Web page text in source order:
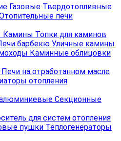
Газовые Твердотопливные
печи
Камины Топки для каминов
барбекю Уличные камины
Каминные облицовки
Печи на отработанном масле
отопления
Секционные
для систем отопления
пушки Теплогенераторы